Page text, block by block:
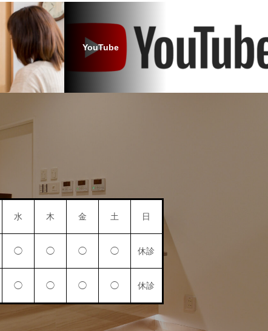
YouTube
水 木 金 土 日
◯ ◯ ◯ ◯ 休診
◯ ◯ ◯ ◯ 休診